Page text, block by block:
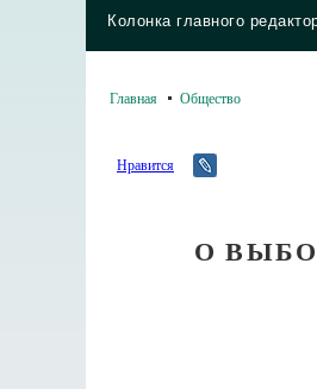
Колонка главного
Главная Общество
Нравится
О